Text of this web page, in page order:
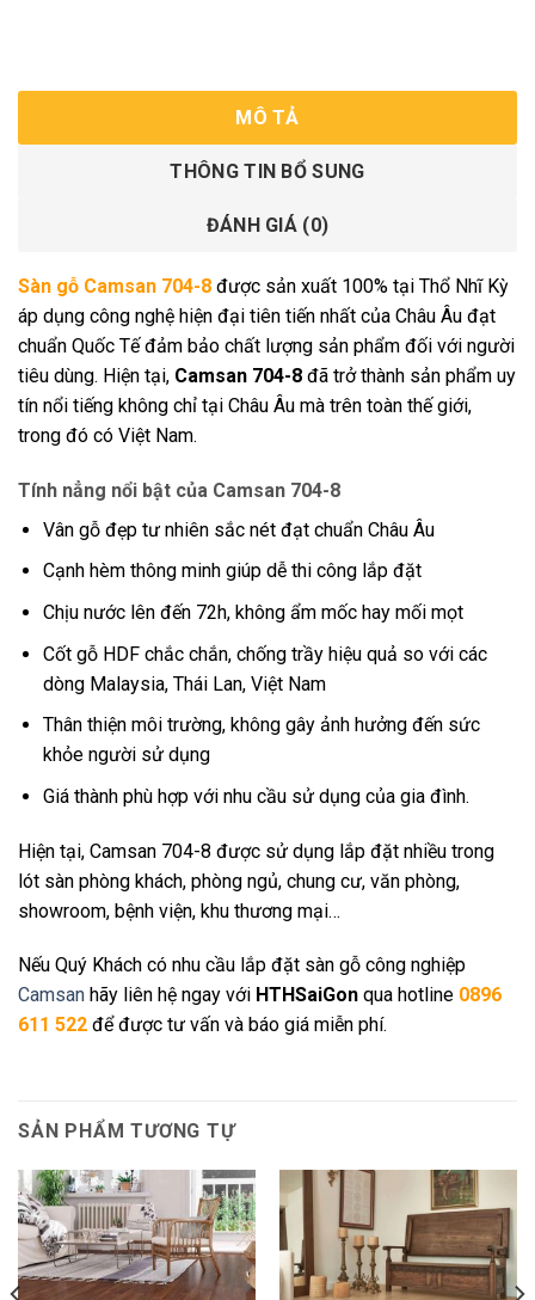
MÔ TẢ
THÔNG TIN BỔ SUNG
ĐÁNH GIÁ (0)
Sàn gỗ Camsan 704-8 được sản xuất 100% tại Thổ Nhĩ Kỳ
áp dụng công nghệ hiện đại tiên tiến nhất của Châu Âu đạt
chuẩn Quốc Tế đảm bảo chất lượng sản phẩm đối với người
tiêu dùng. Hiện tại, Camsan 704-8 đã trở thành sản phẩm uy
tín nổi tiếng không chỉ tại Châu Âu mà trên toàn thế giới,
trong đó có Việt Nam.
Tính nẳng nổi bật của Camsan 704-8
Vân gỗ đẹp tư nhiên sắc nét đạt chuẩn Châu Âu
Cạnh hèm thông minh giúp dễ thi công lắp đặt
Chịu nước lên đến 72h, không ẩm mốc hay mối mọt
Cốt gỗ HDF chắc chắn, chống trầy hiệu quả so với các
dòng Malaysia, Thái Lan, Việt Nam
Thân thiện môi trường, không gây ảnh hưởng đến sức
khỏe người sử dụng
Giá thành phù hợp với nhu cầu sử dụng của gia đình.
Hiện tại, Camsan 704-8 được sử dụng lắp đặt nhiều trong
lót sàn phòng khách, phòng ngủ, chung cư, văn phòng,
showroom, bệnh viện, khu thương mại…
Nếu Quý Khách có nhu cầu lắp đặt sàn gỗ công nghiệp
Camsan hãy liên hệ ngay với HTHSaiGon qua hotline 0896
611 522 để được tư vấn và báo giá miễn phí.
SẢN PHẨM TƯƠNG TỰ